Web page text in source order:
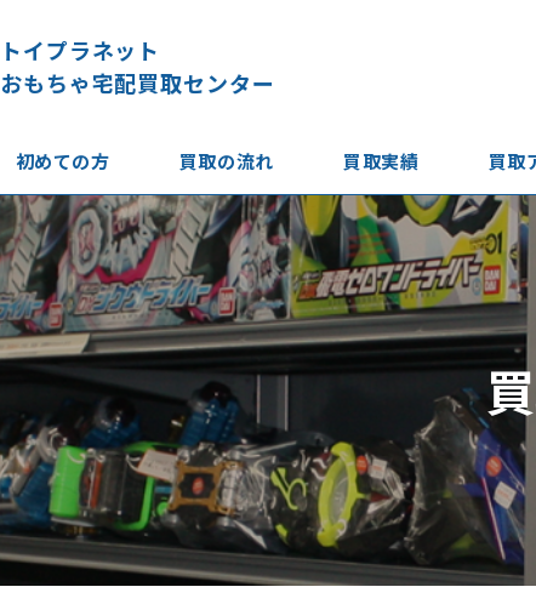
トイプラネット
おもちゃ宅配買取センター
初めての方 買取の流れ 買取実績 買取